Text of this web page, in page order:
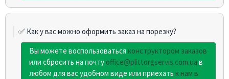
✅ Как у вас можно оформить заказ на порезку?
Вы можете воспользоваться конструктором заказов
или сбросить на почту office@plittorgservis.com.ua в
любом для вас удобном виде или приехать к нам в